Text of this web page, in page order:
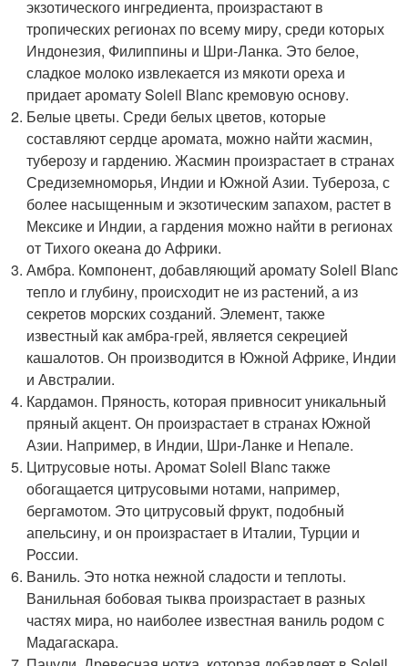
экзотического ингредиента, произрастают в
тропических регионах по всему миру, среди которых
Индонезия, Филиппины и Шри-Ланка. Это белое,
сладкое молоко извлекается из мякоти ореха и
придает аромату Soleil Blanc кремовую основу.
Белые цветы. Среди белых цветов, которые
составляют сердце аромата, можно найти жасмин,
туберозу и гардению. Жасмин произрастает в странах
Средиземноморья, Индии и Южной Азии. Тубероза, с
более насыщенным и экзотическим запахом, растет в
Мексике и Индии, а гардения можно найти в регионах
от Тихого океана до Африки.
Амбра. Компонент, добавляющий аромату Soleil Blanc
тепло и глубину, происходит не из растений, а из
секретов морских созданий. Элемент, также
известный как амбра-грей, является секрецией
кашалотов. Он производится в Южной Африке, Индии
и Австралии.
Кардамон. Пряность, которая привносит уникальный
пряный акцент. Он произрастает в странах Южной
Азии. Например, в Индии, Шри-Ланке и Непале.
Цитрусовые ноты. Аромат Soleil Blanc также
обогащается цитрусовыми нотами, например,
бергамотом. Это цитрусовый фрукт, подобный
апельсину, и он произрастает в Италии, Турции и
России.
Ваниль. Это нотка нежной сладости и теплоты.
Ванильная бобовая тыква произрастает в разных
частях мира, но наиболее известная ваниль родом с
Мадагаскара.